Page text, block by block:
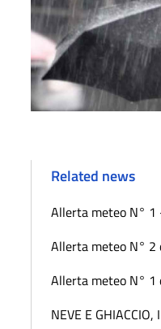
Related news
Allerta meteo N°
Allerta meteo N° 2
Allerta meteo N° 1
NEVE E GHIACCIO,